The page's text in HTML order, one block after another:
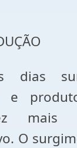
dias
e
mais
O